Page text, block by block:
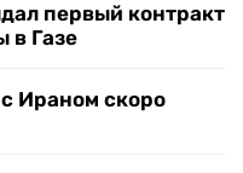
первый контракт
в Газе
Ираном скоро